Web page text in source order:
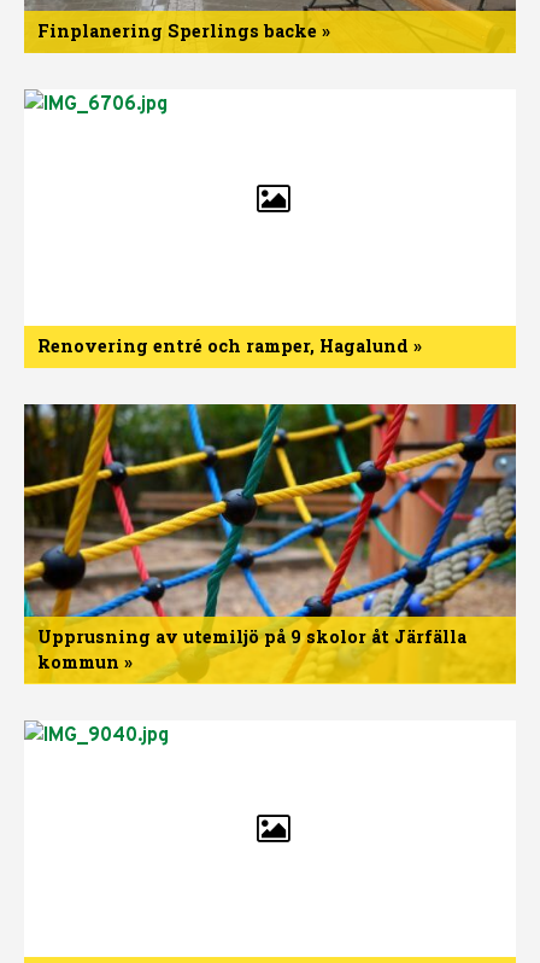
Finplanering Sperlings backe »
Sperlings
Renovering entré och ramper, Hagalund »
entré
och
ramper,
Hagalund
Upprusning av utemiljö på 9 skolor åt Järfälla
kommun »
av